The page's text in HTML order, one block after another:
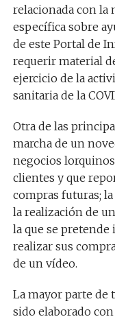
relacionada con la
específica sobre
de este Portal de
requerir material
ejercicio de la
sanitaria de la
Otra de las
marcha de un
negocios
clientes y que
compras futuras;
la realización de
la que se
realizar sus
de un vídeo.
La mayor parte de
sido elaborado